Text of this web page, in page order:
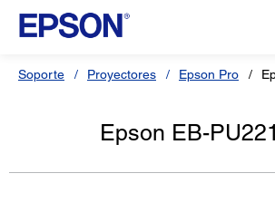
Soporte Proyectores Epson Pro
Epson EB-